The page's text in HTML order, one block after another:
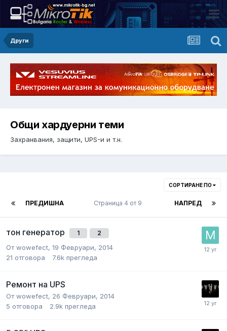
Други
Общи хардуерни теми
Захранвания, защити, UPS-и и т.н.
СОРТИРАНЕ ПО
ПРЕДИШНА НАПРЕД
Страница 4 от 9
тон генератор 1 2
Отwowefect, 19 Февруари, 2014
21 отговора 7.6k прегледа
Ремонт на UPS
Отwowefect, 26 Февруари, 2014
5 отговора 2.9k прегледа